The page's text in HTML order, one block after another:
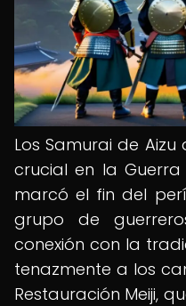
Los Samurai de
crucial en la
marcó el fin del
grupo de
conexión con la
tenazmente a los
Restauración Meiji,